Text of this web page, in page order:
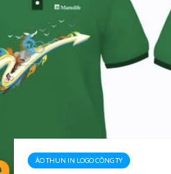
ÁO THUN IN LOGO CÔNG TY